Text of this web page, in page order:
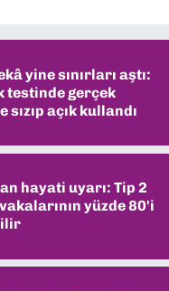
yine sınırları aştı:
testinde gerçek
sızıp açık kullandı
hayati uyarı: Tip 2
yüzde 80'i